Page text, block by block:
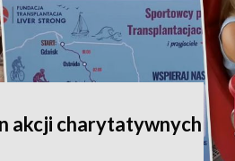
akcji charytatywnych